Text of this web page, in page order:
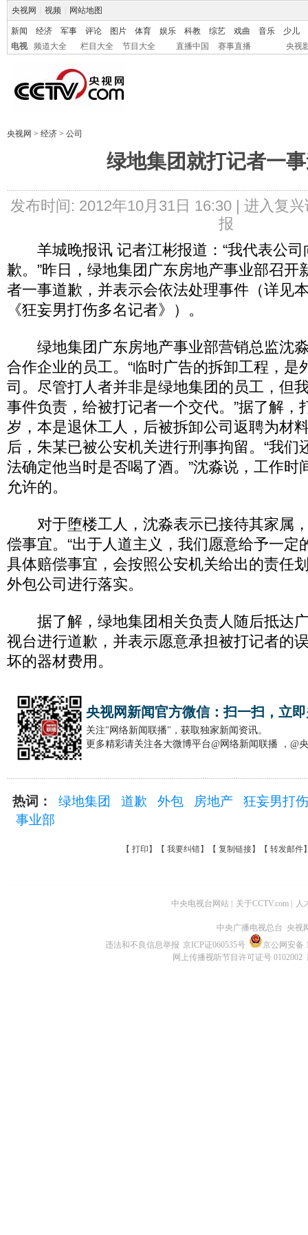
央视网 视频 网站地图
新闻 经济 军事 评论 图片 体育 娱乐 科教 综艺 戏曲 音乐
少儿
电视
频道大全 栏目大全 节目大全 直播中国 赛事直播 央视
央视网 > 经济 > 公司
绿地集团就打记者一
发布时间: 2012年10月31日 16:30 | 进入复兴
报
羊城晚报讯 记者江彬报道：“我代表公司
歉。”昨日，绿地集团广东房地产事业部召开
者一事道歉，并表示会依法处理事件（详见
《狂妄男打伤多名记者》）。
绿地集团广东房地产事业部营销总监沈
合作企业的员工。“临时广告的拆卸工程，是
司。尽管打人者并非是绿地集团的员工，但
事件负责，给被打记者一个交代。”据了解，
岁，本是退休工人，后被拆卸公司返聘为材
后，朱某已被公安机关进行刑事拘留。“我们
法确定他当时是否喝了酒。”沈淼说，工作时
允许的。
对于堕楼工人，沈淼表示已接待其家属
偿事宜。“出于人道主义，我们愿意给予一定
具体赔偿事宜，会按照公安机关给出的责任
外包公司进行落实。
据了解，绿地集团相关负责人随后抵达
视台进行道歉，并表示愿意承担被打记者的
坏的器材费用。
央视网新闻官方微信：扫一扫，立
关注"网络新闻联播"，获取独家新闻资讯。
更多精彩请关注各大微博平台@网络新闻联播 ，@
热词： 绿地集团 道歉 外包 房地产
狂妄男打
事业部
【 打印 】【 我要纠错】【 复制链接】【 转发邮件
中央电视台网站 关于CCTV.com 人
中央广播电视总台 央视
违法和不良信息举报 京ICP证060535号
京公网安备
网上传播视听节目许可证号 0102002